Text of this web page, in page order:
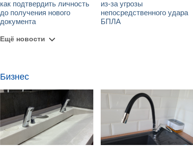
как подтвердить личность
до получения нового
документа
из-за угрозы
непосредственного удара
БПЛА
Ещё новости
Бизнес